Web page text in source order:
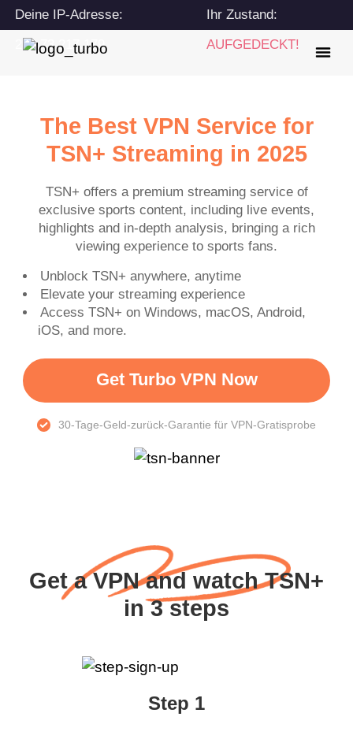
Deine IP-Adresse:
216.73.217.179
Ihr Zustand:
AUFGEDECKT!
The Best VPN Service for
TSN+ Streaming in 2025
TSN+ offers a premium streaming service of
exclusive sports content, including live events,
highlights and in-depth analysis, bringing a rich
viewing experience to sports fans.
Unblock TSN+ anywhere, anytime
Elevate your streaming experience
Access TSN+ on Windows, macOS, Android,
iOS, and more.
Get Turbo VPN Now
30-Tage-Geld-zurück-Garantie für VPN-Gratisprobe
Get a VPN and watch TSN+
in 3 steps
Step 1